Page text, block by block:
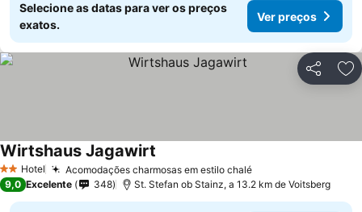
Selecione as datas para ver os preços
exatos.
Ver preços
Partilhar
2 Estrelas
Hotel Acomodações charmosas em estilo chalé
Wirtshaus Jagawirt
9,0 Excelente 348 St. Stefan ob Stainz, a 13.2 km de Voitsberg